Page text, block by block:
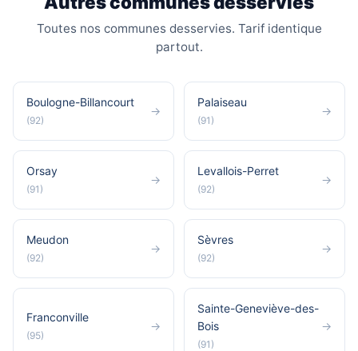
Toutes nos communes desservies. Tarif identique
partout.
Boulogne-Billancourt
(92)
→
Palaiseau
(91)
→
Orsay
(91)
→
Levallois-Perret
(92)
→
Meudon
(92)
→
Sèvres
(92)
→
Franconville
(95)
→
Sainte-Geneviève-des-
Bois
(91)
→